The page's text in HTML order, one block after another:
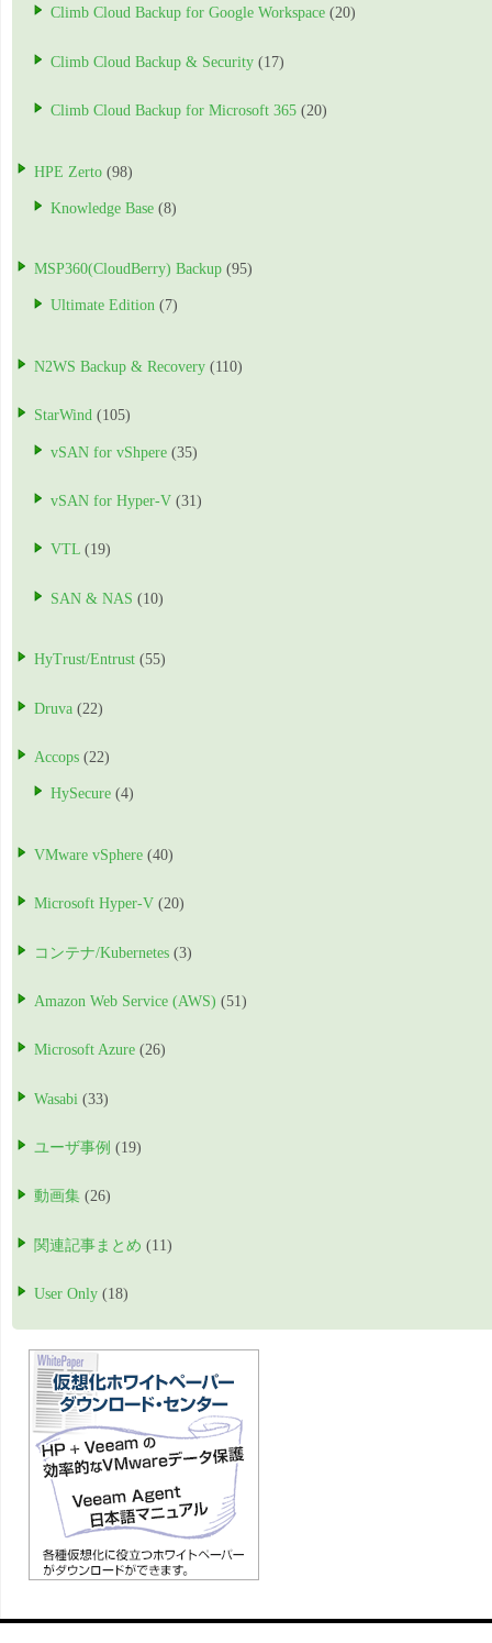
Climb Cloud Backup for Google Workspace (20)
Climb Cloud Backup & Security (17)
Climb Cloud Backup for Microsoft 365 (20)
HPE Zerto (98)
Knowledge Base (8)
MSP360(CloudBerry) Backup (95)
Ultimate Edition (7)
N2WS Backup & Recovery (110)
StarWind (105)
vSAN for vShpere (35)
vSAN for Hyper-V (31)
VTL (19)
SAN & NAS (10)
HyTrust/Entrust (55)
Druva (22)
Accops (22)
HySecure (4)
VMware vSphere (40)
Microsoft Hyper-V (20)
コンテナ/Kubernetes (3)
Amazon Web Service (AWS) (51)
Microsoft Azure (26)
Wasabi (33)
ユーザ事例 (19)
動画集 (26)
関連記事まとめ (11)
User Only (18)